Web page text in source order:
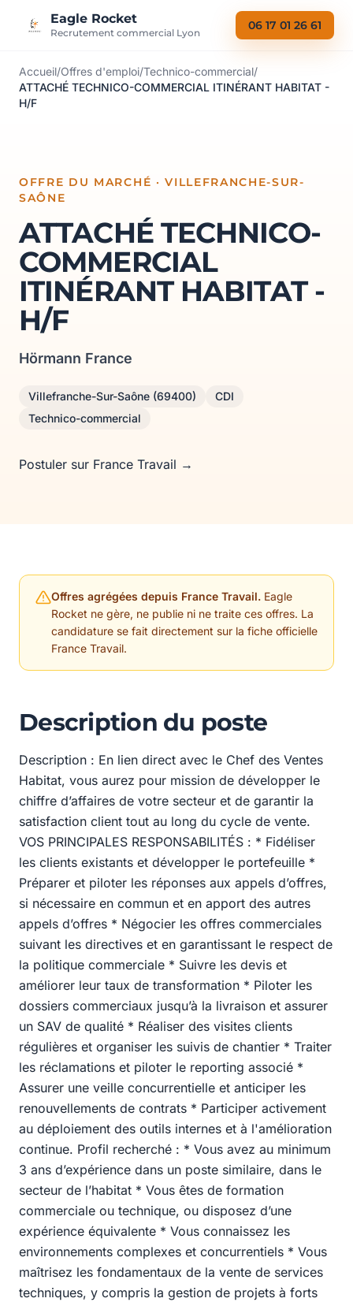
Eagle Rocket
Recrutement commercial Lyon
06 17 01 26 61
Accueil/Offres d'emploi/Technico-commercial/
ATTACHÉ TECHNICO-COMMERCIAL ITINÉRANT HABITAT -
H/F
OFFRE DU MARCHÉ · VILLEFRANCHE-SUR-
SAÔNE
ATTACHÉ TECHNICO-
COMMERCIAL
ITINÉRANT HABITAT -
H/F
Hörmann France
Villefranche-Sur-Saône (69400)
CDI
Technico-commercial
Postuler sur France Travail →
Offres agrégées depuis France Travail. Eagle
Rocket ne gère, ne publie ni ne traite ces offres. La
candidature se fait directement sur la fiche officielle
France Travail.
Description du poste
Description : En lien direct avec le Chef des Ventes
Habitat, vous aurez pour mission de développer le
chiffre d’affaires de votre secteur et de garantir la
satisfaction client tout au long du cycle de vente.
VOS PRINCIPALES RESPONSABILITÉS : * Fidéliser
les clients existants et développer le portefeuille *
Préparer et piloter les réponses aux appels d’offres,
si nécessaire en commun et en apport des autres
appels d’offres * Négocier les offres commerciales
suivant les directives et en garantissant le respect de
la politique commerciale * Suivre les devis et
améliorer leur taux de transformation * Piloter les
dossiers commerciaux jusqu’à la livraison et assurer
un SAV de qualité * Réaliser des visites clients
régulières et organiser les suivis de chantier * Traiter
les réclamations et piloter le reporting associé *
Assurer une veille concurrentielle et anticiper les
renouvellements de contrats * Participer activement
au déploiement des outils internes et à l'amélioration
continue. Profil recherché : * Vous avez au minimum
3 ans d’expérience dans un poste similaire, dans le
secteur de l’habitat * Vous êtes de formation
commerciale ou technique, ou disposez d’une
expérience équivalente * Vous connaissez les
environnements complexes et concurrentiels * Vous
maîtrisez les fondamentaux de la vente de services
techniques, y compris la gestion de projets à forts